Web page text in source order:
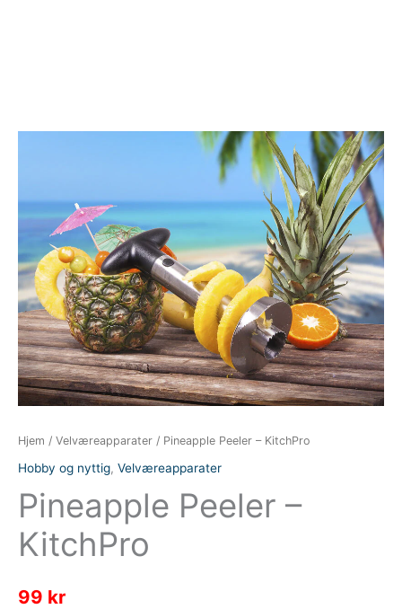
Hjem / Velværeapparater / Pineapple Peeler – KitchPro
Hobby og nyttig, Velværeapparater
Pineapple Peeler –
KitchPro
99 kr